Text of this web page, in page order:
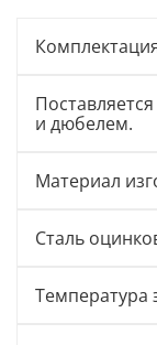
и дюбелем.
Материал
Сталь
Температура